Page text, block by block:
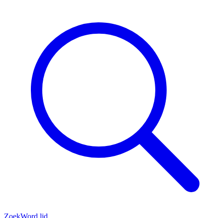
ZoekWord lid